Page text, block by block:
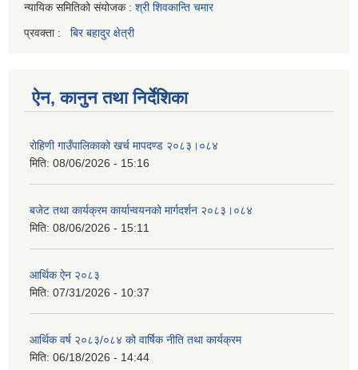
न्यायिक समितिको संयोजक : श्री शिवकान्ति चमार
प्रवक्ता : बिर बहादुर क्षेत्री
ऐन, कानुन तथा निर्देशिका
रोहिणी गाउँपालिकाको खर्च मापदण्ड २०८३।०८४
मिति: 08/06/2026 - 15:16
बजेट तथा कार्यक्रम कार्यान्वयनको मार्गदर्शन २०८३।०८४
मिति: 08/06/2026 - 15:11
आर्थिक ऐन २०८३
मिति: 07/31/2026 - 10:37
आर्थिक वर्ष २०८३/०८४ को वार्षिक नीति तथा कार्यक्रम
मिति: 06/18/2026 - 14:44